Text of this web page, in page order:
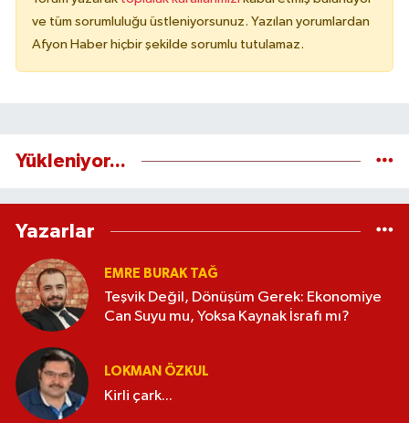
ve tüm sorumluluğu üstleniyorsunuz. Yazılan yorumlardan
Afyon Haber hiçbir şekilde sorumlu tutulamaz.
Yükleniyor...
Yazarlar
EMRE BURAK TAĞ
Teşvik Değil, Dönüşüm Gerek: Ekonomiye
Can Suyu mu, Yoksa Kaynak İsrafı mı?
LOKMAN ÖZKUL
Kirli çark...